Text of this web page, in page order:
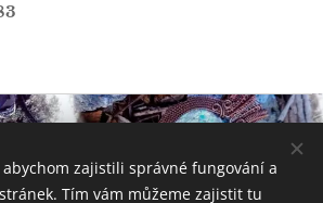
VYHRAZENA Art by L. Š. 2019
abychom zajistili správné fungování a
Tím vám můžeme zajistit tu